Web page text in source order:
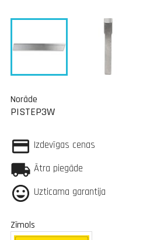
Norāde
PISTEP3W
Izdevīgas cenas
Ātra piegāde
Uzticama garantija
Zīmols